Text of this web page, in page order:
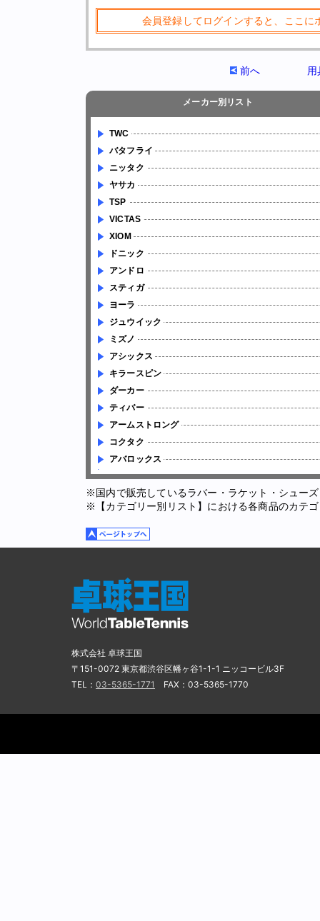
会員登録してログインすると、ここ
前へ
メーカー別リスト
TWC
バタフライ
ニッタク
ヤサカ
TSP
VICTAS
XIOM
ドニック
アンドロ
スティガ
ヨーラ
ジュウイック
ミズノ
アシックス
キラースピン
ダーカー
ティバー
アームストロング
コクタク
アバロックス
※国内で販売しているラバー・ラケット・シュー
※【カテゴリー別リスト】における各商品のカテ
株式会社 卓球王国
〒151-0072 東京都渋谷区幡ヶ谷1-1-1 ニッコービル3F
TEL： 03-5365-1771 FAX：03-5365-1770